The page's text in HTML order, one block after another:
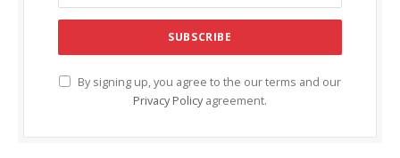
By signing up, you agree to the our terms and our
Privacy Policy agreement.